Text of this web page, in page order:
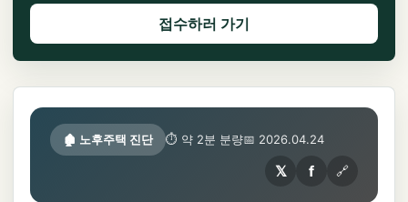
접수하러 가기
🏚️ 노후주택 진단 ⏱ 약 2분 분량📅 2026.04.24
𝕏 f 🔗